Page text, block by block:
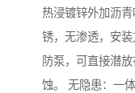
热浸镀锌外加沥
锈，无渗透，安
防泵，可直接潜
蚀。 无隐患：一